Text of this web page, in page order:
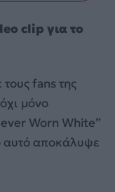
clip για το
fans της
μόνο
Worn White”
αυτό αποκάλυψε